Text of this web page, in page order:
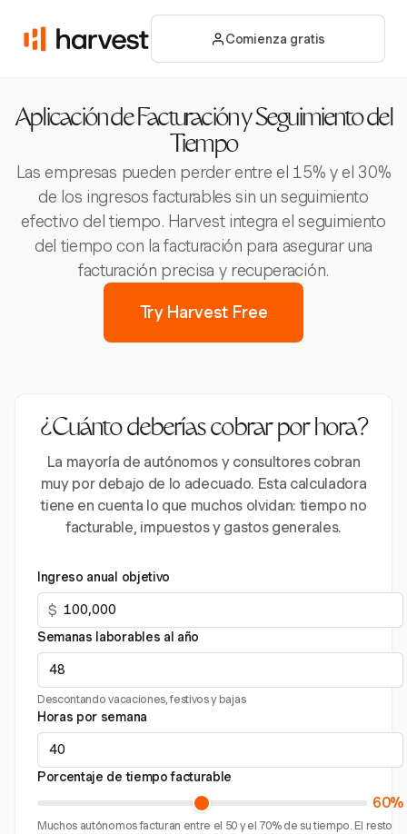
Comienza gratis
Aplicación de Facturación y Seguimiento del
Tiempo
Las empresas pueden perder entre el 15% y el 30%
de los ingresos facturables sin un seguimiento
efectivo del tiempo. Harvest integra el seguimiento
del tiempo con la facturación para asegurar una
facturación precisa y recuperación.
Try Harvest Free
¿Cuánto deberías cobrar por hora?
La mayoría de autónomos y consultores cobran
muy por debajo de lo adecuado. Esta calculadora
tiene en cuenta lo que muchos olvidan: tiempo no
facturable, impuestos y gastos generales.
Ingreso anual objetivo
$
Semanas laborables al año
Descontando vacaciones, festivos y bajas
Horas por semana
Porcentaje de tiempo facturable
60%
Muchos autónomos facturan entre el 50 y el 70% de su tiempo. El resto